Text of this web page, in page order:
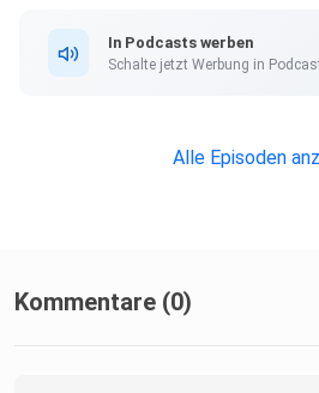
Christian Schmitt
Produktion: Choukri Gustmann
In Podcasts werben
Schalte jetzt Werbung in
Alle Episoden
Kommentare (0)